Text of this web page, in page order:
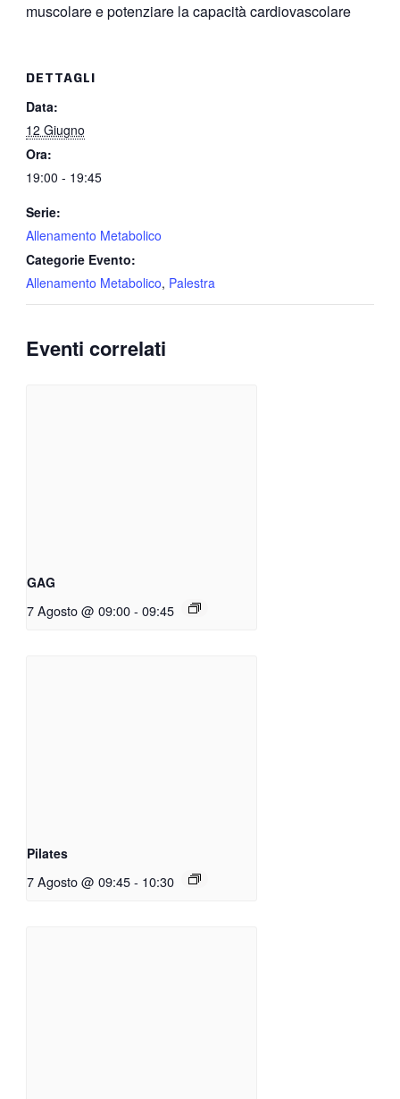
muscolare e potenziare la capacità cardiovascolare
DETTAGLI
Data:
12 Giugno
Ora:
19:00 - 19:45
Serie:
Allenamento Metabolico
Categorie Evento:
Allenamento Metabolico, Palestra
Eventi correlati
GAG
7 Agosto @ 09:00 - 09:45
Pilates
7 Agosto @ 09:45 - 10:30